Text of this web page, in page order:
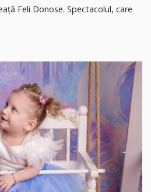
Feli Donose. Spectacolul, care